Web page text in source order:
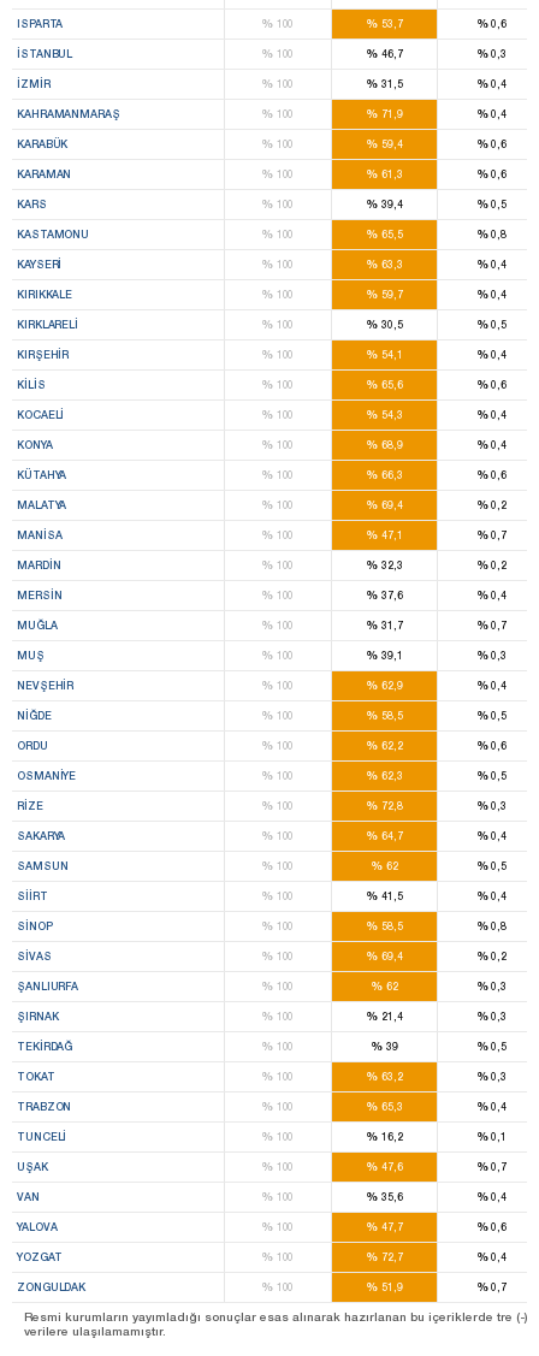
ISPARTA %100 % 53,7 %0,6
İSTANBUL %100 % 46,7 %0,3
İZMIR %100 % 31,5 %0,4
KAHRAMANMARAŞ %100 % 71,9 %0,4
KARABÜK %100 % 59,4 %0,6
KARAMAN %100 % 61,3 %0,6
KARS %100 % 39,4 %0,5
KASTAMONU %100 % 65,5 %0,8
KAYSERI %100 % 63,3 %0,4
KIRIKKALE %100 % 59,7 %0,4
KIRKLARELI %100 % 30,5 %0,5
KIRŞEHIR %100 % 54,1 %0,4
KILIS %100 % 65,6 %0,6
KOCAELI %100 % 54,3 %0,4
KONYA %100 % 68,9 %0,4
KÜTAHYA %100 % 66,3 %0,6
MALATYA %100 % 69,4 %0,2
MANISA %100 % 47,1 %0,7
MARDIN %100 % 32,3 %0,2
MERSIN %100 % 37,6 %0,4
MUĞLA %100 % 31,7 %0,7
MUŞ %100 % 39,1 %0,3
NEVŞEHIR %100 % 62,9 %0,4
NIĞDE %100 % 58,5 %0,5
ORDU %100 % 62,2 %0,6
OSMANIYE %100 % 62,3 %0,5
RIZE %100 % 72,8 %0,3
SAKARYA %100 % 64,7 %0,4
SAMSUN %100 % 62 %0,5
SIIRT %100 % 41,5 %0,4
SINOP %100 % 58,5 %0,8
SIVAS %100 % 69,4 %0,2
ŞANLIURFA %100 % 62 %0,3
ŞIRNAK %100 % 21,4 %0,3
TEKIRDAĞ %100 % 39 %0,5
TOKAT %100 % 63,2 %0,3
TRABZON %100 % 65,3 %0,4
TUNCELI %100 % 16,2 %0,1
UŞAK %100 % 47,6 %0,7
VAN %100 % 35,6 %0,4
YALOVA %100 % 47,7 %0,6
YOZGAT %100 % 72,7 %0,4
ZONGULDAK %100 % 51,9 %0,7
Resmi kurumların yayımladığı sonuçlar esas alınarak hazırlanan bu içeriklerde tre
verilere ulaşılamamıştır.